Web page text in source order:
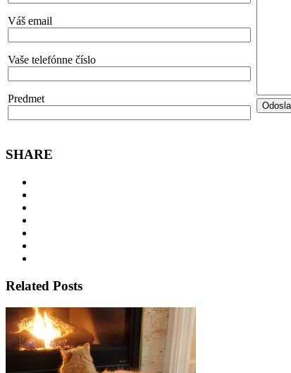
Váš email
Vaše telefónne číslo
Predmet
SHARE
Related Posts